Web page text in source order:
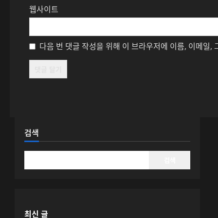
웹사이트
다음 번 댓글 작성을 위해 이 브라우저에 이름, 이메일,
검색
최신 글